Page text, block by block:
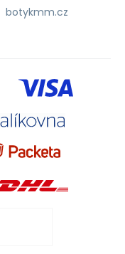
botykmm.cz